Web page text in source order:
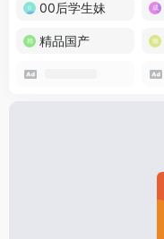
00后学生妹
精品国产